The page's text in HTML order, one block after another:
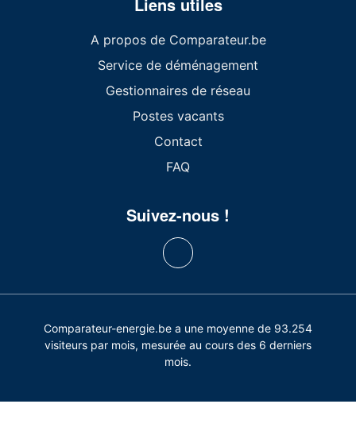
A propos de Comparateur.be
Service de déménagement
Gestionnaires de réseau
Postes vacants
Contact
FAQ
Suivez-nous !
Comparateur-energie.be a une moyenne de 93.254
visiteurs par mois, mesurée au cours des 6 derniers
mois.